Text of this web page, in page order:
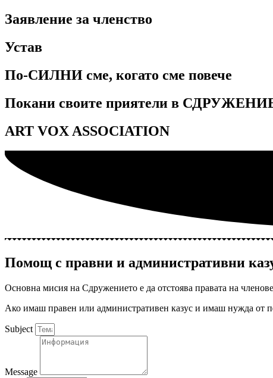
Заявление за членство
Устав
По-СИЛНИ сме, когато сме повече
Покани своите приятели в
ART VOX ASSOCIATION
Помощ с правни и административни
Основна мисия на Сдружението е да отстоява правата на
Ако имаш правен или административен казус и имаш нужда от
Subject
Message